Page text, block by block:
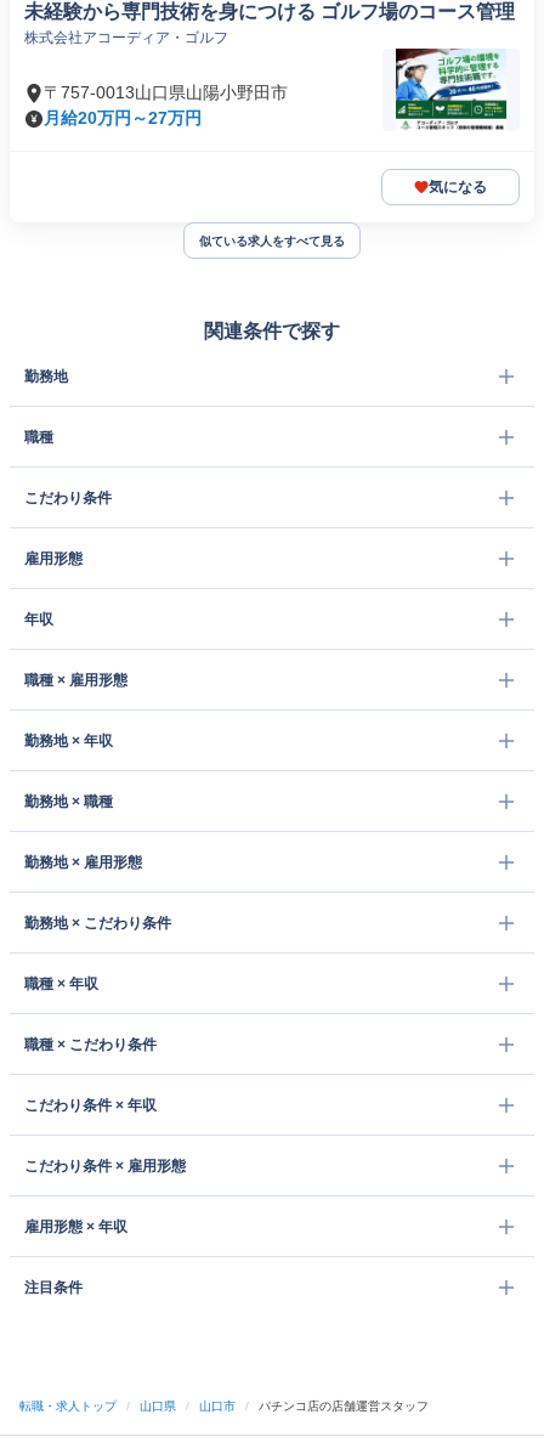
未経験から専門技術を身につける ゴルフ場のコース管理
株式会社アコーディア・ゴルフ
〒757-0013山口県山陽小野田市
月給20万円～27万円
気になる
似ている求人をすべて見る
関連条件で探す
勤務地
職種
こだわり条件
雇用形態
年収
職種 × 雇用形態
勤務地 × 年収
勤務地 × 職種
勤務地 × 雇用形態
勤務地 × こだわり条件
職種 × 年収
職種 × こだわり条件
こだわり条件 × 年収
こだわり条件 × 雇用形態
雇用形態 × 年収
注目条件
転職・求人トップ / 山口県 / 山口市 / パチンコ店の店舗運営スタッフ